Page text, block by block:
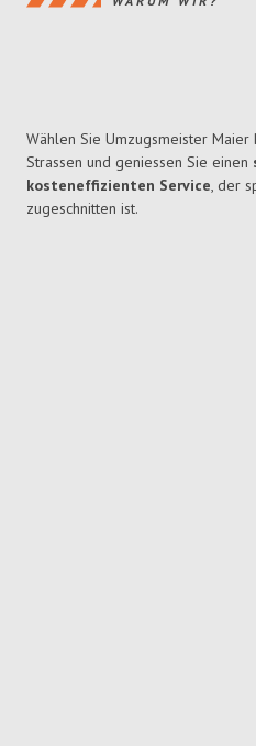
Wählen Sie Umzugsmeister
Strassen und geniessen Sie einen
kosteneffizienten Service, der
zugeschnitten ist.